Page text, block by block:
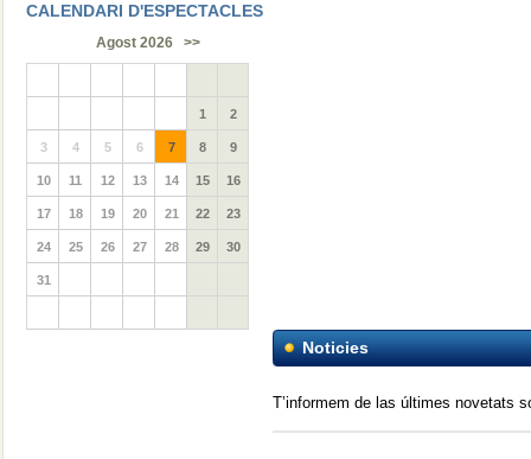
CALENDARI D'ESPECTACLES
Agost 2026 >>
1 2
3 4 5 6 7 8 9
10 11 12 13 14 15 16
17 18 19 20 21 22 23
24 25 26 27 28 29 30
31
Noticies
T’informem de las últimes novetats